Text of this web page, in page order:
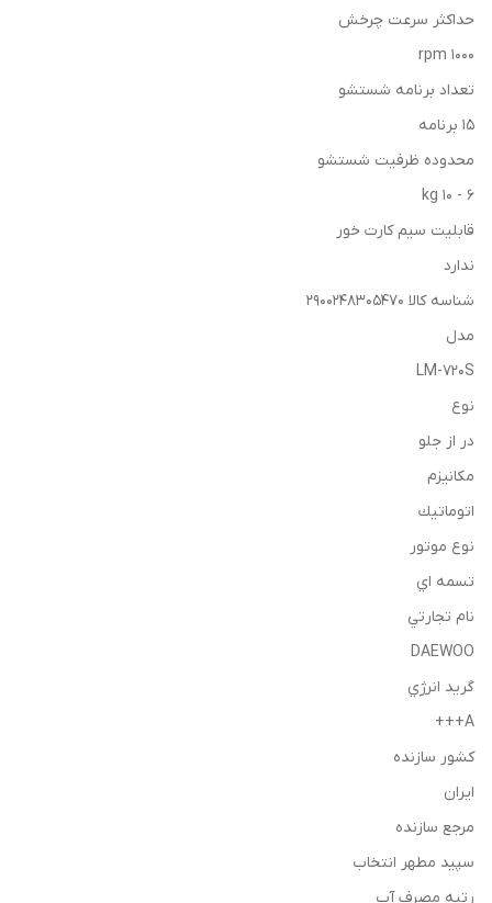
حداكثر سرعت چرخش
1000 rpm
تعداد برنامه شستشو
15 برنامه
محدوده ظرفيت شستشو
6 - 10 kg
قابليت سيم كارت خور
ندارد
شناسه کالا 2900248305470
مدل
LM-720S
نوع
در از جلو
مكانيزم
اتوماتيك
نوع موتور
تسمه اي
نام تجارتي
DAEWOO
گريد انرژي
A+++
كشور سازنده
ايران
مرجع سازنده
سپيد مطهر انتخاب
رتبه مصرف آب